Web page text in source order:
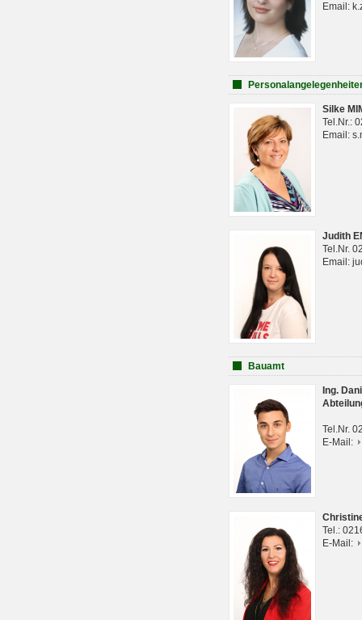
Email:
Silke
Tel.Nr.:
Email:
Judith
Tel.Nr.
Email:
Bauamt
Ing.
Tel.Nr.
E-Mail:
Tel.:
E-Mail: